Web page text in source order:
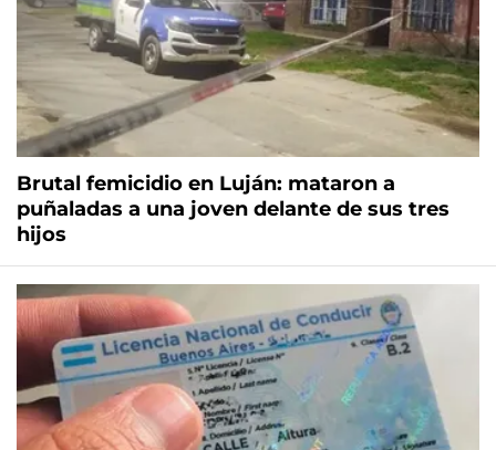
Brutal femicidio en Luján: mataron a
puñaladas a una joven delante de sus tres
hijos